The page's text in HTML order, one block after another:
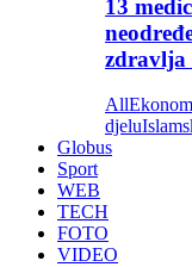
13
zdravlja
All
djelu
Globus
Sport
WEB
TECH
FOTO
VIDEO